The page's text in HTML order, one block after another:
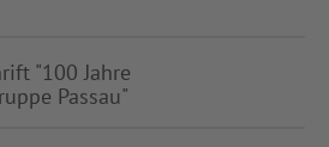
"100 Jahre
Passau"